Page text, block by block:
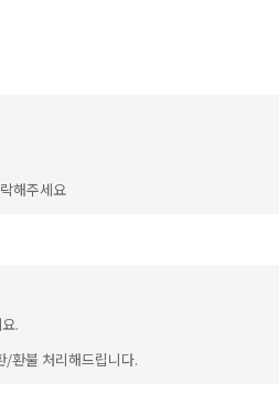
해주세요
.
/환불 처리해드립니다.